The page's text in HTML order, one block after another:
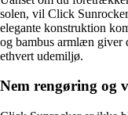
solen, vil Click
elegante konstruktion
og bambus armlæn giver
ethvert udemiljø.
Nem rengøring og